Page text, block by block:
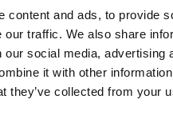
content and ads, to provide
our traffic. We also share
social media, advertising
it with other
they’ve collected from your
y baterías de iones de litio y
cuenta con cerca de 5200
con una facturación anual
Los propietarios
AB, una sociedad de cartera